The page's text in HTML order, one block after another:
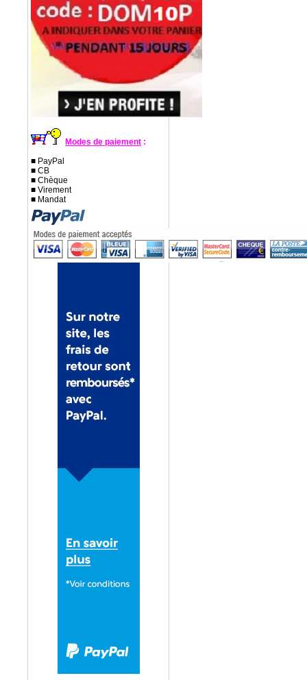
Modes de paiement :
■ PayPal
■ CB
■ Chèque
■ Virement
■ Mandat